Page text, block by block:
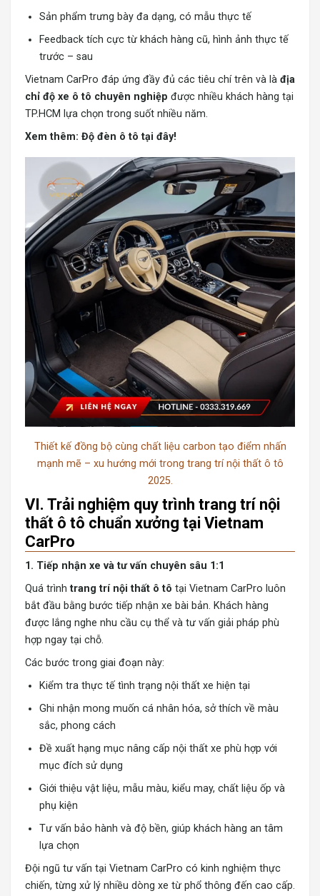
Sản phẩm trưng bày đa dạng, có mẫu thực tế
Feedback tích cực từ khách hàng cũ, hình ảnh thực tế
trước – sau
Vietnam CarPro đáp ứng đầy đủ các tiêu chí trên và là địa
chỉ độ xe ô tô chuyên nghiệp được nhiều khách hàng tại
TP.HCM lựa chọn trong suốt nhiều năm.
Xem thêm: Độ đèn ô tô tại đây!
Thiết kế đồng bộ cùng chất liệu carbon tạo điểm nhấn
mạnh mẽ – xu hướng mới trong trang trí nội thất ô tô
2025.
VI. Trải nghiệm quy trình trang trí nội
thất ô tô chuẩn xưởng tại Vietnam
CarPro
1. Tiếp nhận xe và tư vấn chuyên sâu 1:1
Quá trìnhtrang trí nội thất ô tô tại Vietnam CarPro luôn
bắt đầu bằng bước tiếp nhận xe bài bản. Khách hàng
được lắng nghe nhu cầu cụ thể và tư vấn giải pháp phù
hợp ngay tại chỗ.
Các bước trong giai đoạn này:
Kiểm tra thực tế tình trạng nội thất xe hiện tại
Ghi nhận mong muốn cá nhân hóa, sở thích về màu
sắc, phong cách
Đề xuất hạng mục nâng cấp nội thất xe phù hợp với
mục đích sử dụng
Giới thiệu vật liệu, mẫu màu, kiểu may, chất liệu ốp và
phụ kiện
Tư vấn bảo hành và độ bền, giúp khách hàng an tâm
lựa chọn
Đội ngũ tư vấn tại Vietnam CarPro có kinh nghiệm thực
chiến, từng xử lý nhiều dòng xe từ phổ thông đến cao cấp.